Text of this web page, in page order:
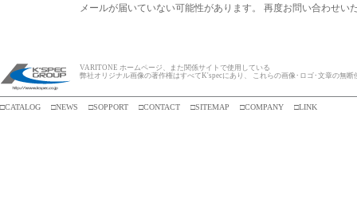
メールが届いていない可能性があります。 再度お問い合わせ
VARITONE ホームページ、また関係サイトで使用している
弊社オリジナル画像の著作権はすべてK'specにあり、 これらの画像･ロゴ･文章の無
トン】
□CATALOG □NEWS □SOPPORT □CONTACT □SITEMAP □COMPANY □LINK